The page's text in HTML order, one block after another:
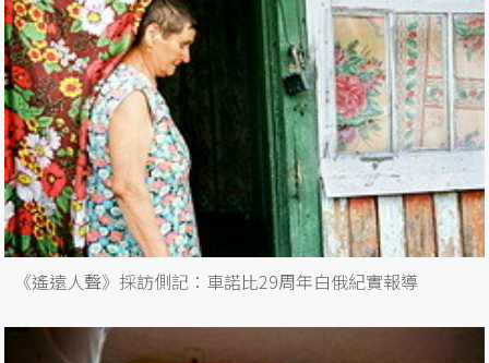
《遙遠人聲》採訪側記：車諾比29周年白俄紀實報導